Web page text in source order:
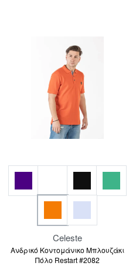
Celeste
Ανδρικό Κοντομάνικο Μπλουζάκι
Πόλο Restart #2082